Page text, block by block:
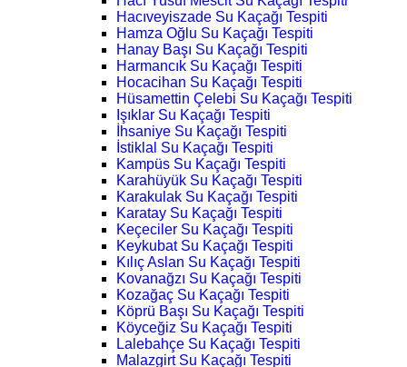
Hacıveyiszade Su Kaçağı Tespiti
Hamza Oğlu Su Kaçağı Tespiti
Hanay Başı Su Kaçağı Tespiti
Harmancık Su Kaçağı Tespiti
Hocacihan Su Kaçağı Tespiti
Hüsamettin Çelebi Su Kaçağı Tespiti
Işıklar Su Kaçağı Tespiti
İhsaniye Su Kaçağı Tespiti
İstiklal Su Kaçağı Tespiti
Kampüs Su Kaçağı Tespiti
Karahüyük Su Kaçağı Tespiti
Karakulak Su Kaçağı Tespiti
Karatay Su Kaçağı Tespiti
Keçeciler Su Kaçağı Tespiti
Keykubat Su Kaçağı Tespiti
Kılıç Aslan Su Kaçağı Tespiti
Kovanağzı Su Kaçağı Tespiti
Kozağaç Su Kaçağı Tespiti
Köprü Başı Su Kaçağı Tespiti
Köyceğiz Su Kaçağı Tespiti
Lalebahçe Su Kaçağı Tespiti
Malazgirt Su Kaçağı Tespiti